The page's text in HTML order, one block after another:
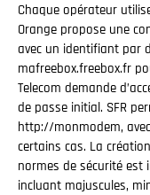
Chaque opérateur
Orange propose une
avec un identifiant par
mafreebox.freebox.fr
Telecom demande
de passe initial. SFR
http://monmodem,
certains cas. La
normes de sécurité est
incluant majuscules,